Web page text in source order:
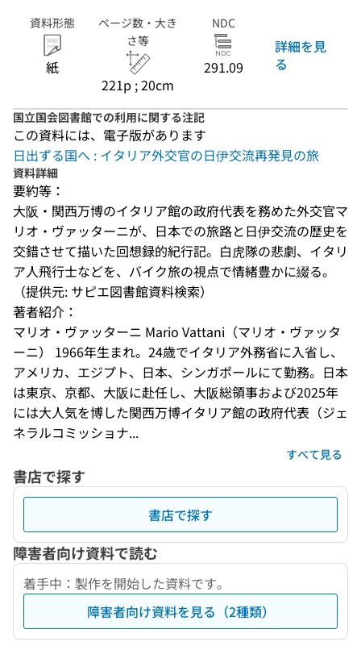
資料形態
紙
ページ数・大き
さ等
221p ; 20cm
NDC
291.09
詳細を見
る
国立国会図書館での利用に関する注記
この資料には、電子版があります
日出ずる国へ : イタリア外交官の日伊交流再発見の旅
資料詳細
要約等：
大阪・関西万博のイタリア館の政府代表を務めた外交官マ
リオ・ヴァッターニが、日本での旅路と日伊交流の歴史を
交錯させて描いた回想録的紀行記。白虎隊の悲劇、イタリ
ア人飛行士などを、バイク旅の視点で情緒豊かに綴る。
（提供元: サピエ図書館資料検索）
著者紹介：
マリオ・ヴァッターニ Mario Vattani（マリオ・ヴァッタ
ーニ） 1966年生まれ。24歳でイタリア外務省に入省し、
アメリカ、エジプト、日本、シンガポールにて勤務。日本
は東京、京都、大阪に赴任し、大阪総領事および2025年
には大人気を博した関西万博イタリア館の政府代表（ジェ
ネラルコミッショナ...
すべて見る
書店で探す
書店で探す
障害者向け資料で読む
着手中：製作を開始した資料です。
障害者向け資料を見る（2種類）